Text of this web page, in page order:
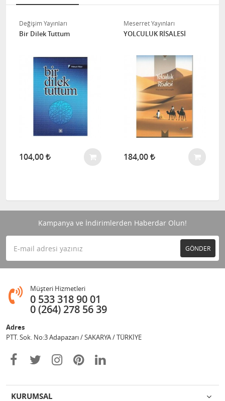
Değişim Yayınları
Bir Dilek Tuttum
104,00
Meserret Yayınları
YOLCULUK RİSALESİ
184,00
Kampanya ve İndirimlerden Haberdar Olun!
GÖNDER
Müşteri Hizmetleri
0 533 318 90 01
0 (264) 278 56 39
Adres
PTT. Sok. No:3 Adapazarı / SAKARYA / TÜRKİYE
KURUMSAL